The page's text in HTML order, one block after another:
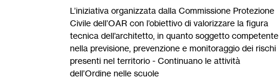
L’iniziativa organizzata dalla Commissione Protezione
Civile dell’OAR con l’obiettivo di valorizzare la figura
tecnica dell’architetto, in quanto soggetto competente
nella previsione, prevenzione e monitoraggio dei rischi
presenti nel territorio - Continuano le attività
dell’Ordine nelle scuole